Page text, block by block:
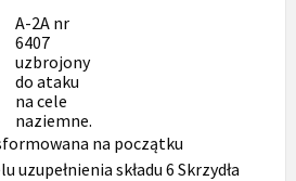
A-2A nr
6407
uzbrojony
do ataku
na cele
naziemne.
na początku
uzupełnienia składu 6 Skrzydła